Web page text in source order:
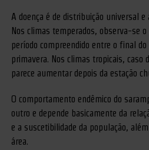
A doença é de distribuição universal
Nos climas temperados, observa-se
período compreendido entre o final
primavera. Nos climas tropicais, caso
parece aumentar depois da estação
O comportamento endêmico do
outro e depende basicamente da
e a suscetibilidade da população,
área.